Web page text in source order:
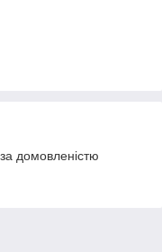
домовленістю